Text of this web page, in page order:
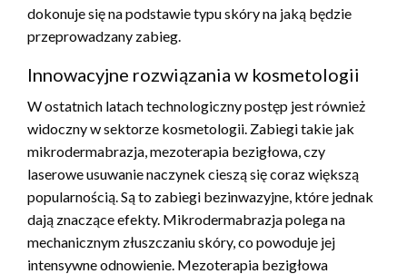
dokonuje się na podstawie typu skóry na jaką będzie
przeprowadzany zabieg.
Innowacyjne rozwiązania w kosmetologii
W ostatnich latach technologiczny postęp jest również
widoczny w sektorze kosmetologii. Zabiegi takie jak
mikrodermabrazja, mezoterapia bezigłowa, czy
laserowe usuwanie naczynek cieszą się coraz większą
popularnością. Są to zabiegi bezinwazyjne, które jednak
dają znaczące efekty. Mikrodermabrazja polega na
mechanicznym złuszczaniu skóry, co powoduje jej
intensywne odnowienie. Mezoterapia bezigłowa